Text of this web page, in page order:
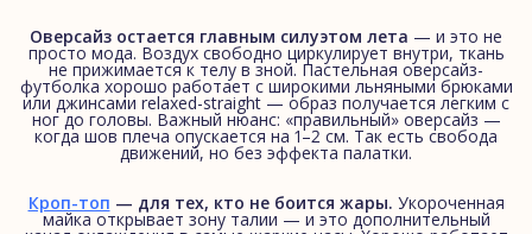
Оверсайз остается главным силуэтом лета — и это не
просто мода. Воздух свободно циркулирует внутри, ткань
не прижимается к телу в зной. Пастельная оверсайз-
футболка хорошо работает с широкими льняными брюками
или джинсами relaxed-straight — образ получается легким с
ног до головы. Важный нюанс: «правильный» оверсайз —
когда шов плеча опускается на 1–2 см. Так есть свобода
движений, но без эффекта палатки.
Кроп-топ — для тех, кто не боится жары. Укороченная
майка открывает зону талии — и это дополнительный